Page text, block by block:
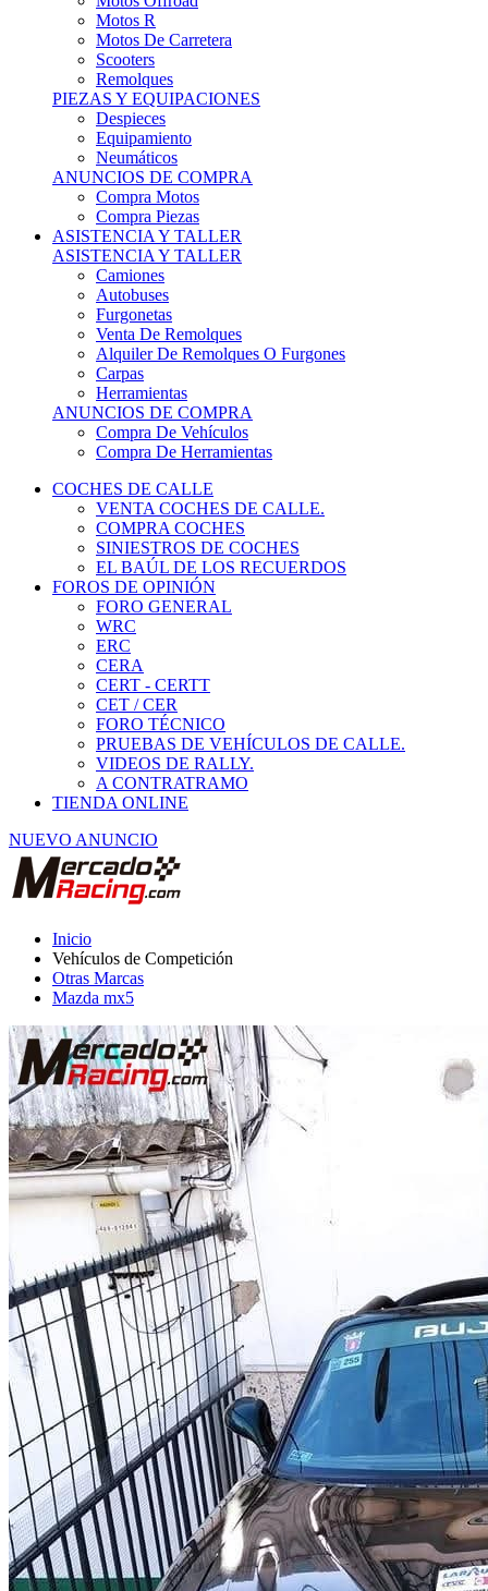
Motos R
Motos De Carretera
Scooters
Remolques
PIEZAS Y EQUIPACIONES
Despieces
Equipamiento
Neumáticos
ANUNCIOS DE COMPRA
Compra Motos
Compra Piezas
ASISTENCIA Y TALLER
ASISTENCIA Y TALLER
Camiones
Autobuses
Furgonetas
Venta De Remolques
Alquiler De Remolques O Furgones
Carpas
Herramientas
ANUNCIOS DE COMPRA
Compra De Vehículos
Compra De Herramientas
COCHES DE CALLE
VENTA COCHES DE CALLE.
COMPRA COCHES
SINIESTROS DE COCHES
EL BAÚL DE LOS RECUERDOS
FOROS DE OPINIÓN
FORO GENERAL
WRC
ERC
CERA
CERT - CERTT
CET / CER
FORO TÉCNICO
PRUEBAS DE VEHÍCULOS DE CALLE.
VIDEOS DE RALLY.
A CONTRATRAMO
TIENDA ONLINE
NUEVO ANUNCIO
Inicio
Vehículos de Competición
Otras Marcas
Mazda mx5